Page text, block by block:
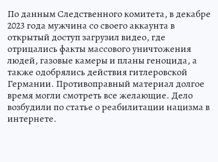
По данным Следственного комитета, в декабре
2023 года мужчина со своего аккаунта в
открытый доступ загрузил видео, где
отрицались факты массового уничтожения
людей, газовые камеры и планы геноцида, а
также одобрялись действия гитлеровской
Германии. Противоправный материал долгое
время могли смотреть все желающие. Дело
возбудили по статье о реабилитации нацизма в
интернете.